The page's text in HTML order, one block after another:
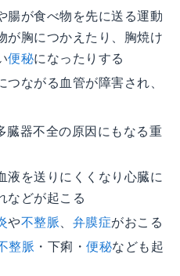
腸が食べ物を先に送る運動
が胸につかえたり、胸焼け
便秘になったりする
つながる血管が障害され、
臓器不全の原因にもなる重
液を送りにくくなり心臓に
などが起こる
や不整脈 弁膜症がおこる
整脈 ・下痢・便秘なども起